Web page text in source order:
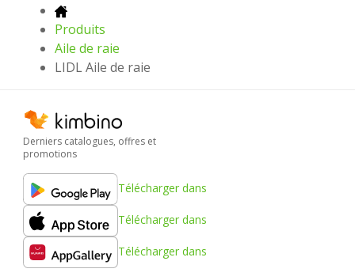
Produits
Aile de raie
LIDL Aile de raie
Derniers catalogues, offres et
promotions
Télécharger dans
Télécharger dans
Télécharger dans